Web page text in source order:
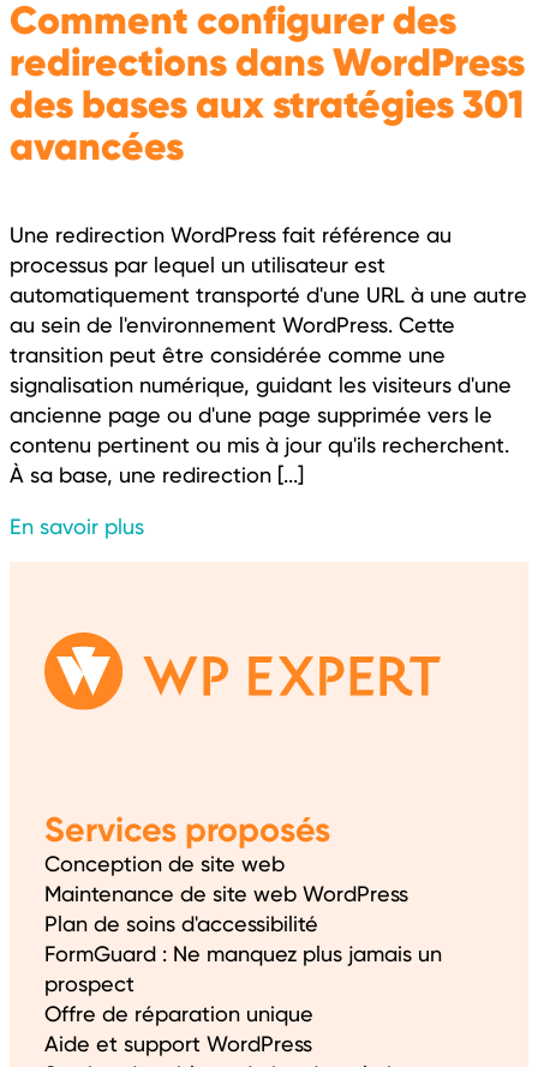
Comment configurer des
redirections dans WordPress
des bases aux stratégies 301
avancées
Une redirection WordPress fait référence au
processus par lequel un utilisateur est
automatiquement transporté d'une URL à une autre
au sein de l'environnement WordPress. Cette
transition peut être considérée comme une
signalisation numérique, guidant les visiteurs d'une
ancienne page ou d'une page supprimée vers le
contenu pertinent ou mis à jour qu'ils recherchent.
À sa base, une redirection [...]
En savoir plus
Services proposés
Conception de site web
Maintenance de site web WordPress
Plan de soins d'accessibilité
FormGuard : Ne manquez plus jamais un
prospect
Offre de réparation unique
Aide et support WordPress